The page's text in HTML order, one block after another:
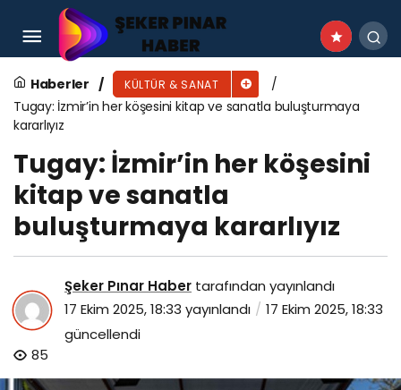
Haberler KÜLTÜR & SANAT
Tugay: İzmir’in her köşesini kitap ve sanatla buluşturmaya
kararlıyız
Tugay: İzmir’in her köşesini
kitap ve sanatla
buluşturmaya kararlıyız
Şeker Pınar Haber tarafından yayınlandı
17 Ekim 2025, 18:33 yayınlandı
17 Ekim 2025, 18:33
güncellendi
85
İzmir Uluslararası Edebiyat Festivali başladı